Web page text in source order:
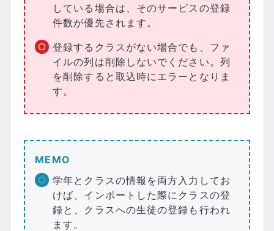
している場合は、そのサービスの登録
件数が優先されます。
登録するクラスがない場合でも、ファ
イルの列は削除しないでください。列
を削除すると取込時にエラーとなりま
す。
MEMO
学年とクラスの情報を両方入力してお
けば、インポートした際にクラスの登
録と、クラスへの生徒の登録も行われ
ます。